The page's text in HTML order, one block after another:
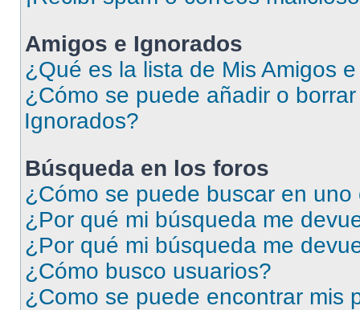
Amigos e Ignorados
¿Qué es la lista de Mis Amigos
¿Cómo se puede añadir o
Ignorados?
Búsqueda en los foros
¿Cómo se puede buscar en uno
¿Por qué mi búsqueda me
¿Por qué mi búsqueda me
¿Cómo busco usuarios?
¿Como se puede encontrar mis